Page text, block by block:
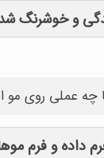
و خوشرنگ
چه عملی روی مو
داده و فرم